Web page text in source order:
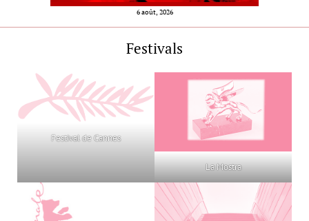
6 août, 2026
Festivals
Festival de Cannes
La Mostra